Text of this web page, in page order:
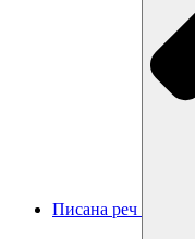
Писана реч